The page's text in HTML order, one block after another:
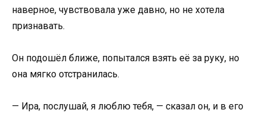
наверное, чувствовала уже давно, но не хотела
признавать.
Он подошёл ближе, попытался взять её за руку, но
она мягко отстранилась.
— Ира, послушай, я люблю тебя, — сказал он, и в его